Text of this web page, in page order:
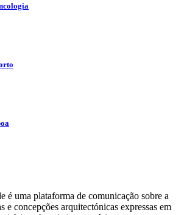
é uma plataforma de comunicação sobre a
e concepções arquitectónicas expressas em